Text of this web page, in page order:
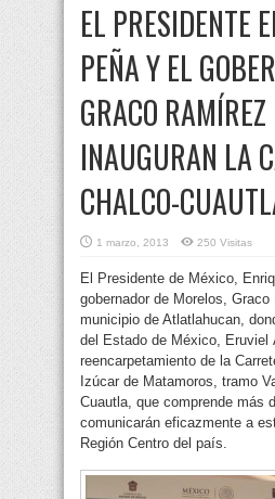
EL PRESIDENTE
PEÑA Y EL
GRACO RAMÍREZ
INAUGURAN LA
CHALCO-
1 marzo, 2013 250 Visitas
El Presidente de México,
gobernador de Morelos, Graco
municipio de Atlatlahucan,
del Estado de México, Eruviel
reencarpetamiento de la
Izúcar de Matamoros, tramo
Cuautla, que comprende más
comunicarán eficazmente a
Región Centro del país.